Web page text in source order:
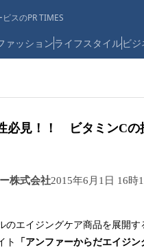
スのPR TIMES
ァッションライフスタイルビジ
必見！！ ビタミンCの
株式会社2015年6月1日 16時
のエイジングケア商品を展開
ト
「アンファーからだエイジン